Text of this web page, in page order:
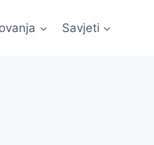
Savjeti